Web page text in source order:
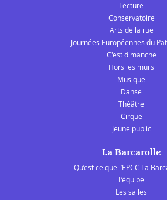
Lecture
Conservatoire
Arts de la rue
Journées Européennes du
C'est dimanche
Hors les murs
Musique
Danse
Théâtre
Cirque
Jeune public
La Barcarolle
Qu’est ce que l’EPCC La
L’équipe
Les salles